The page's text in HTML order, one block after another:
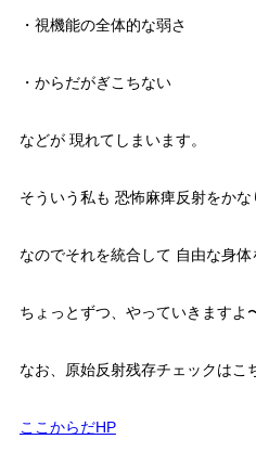
・視機能の全体的な弱さ
・からだがぎこちない
などが 現れてしまいます。
そういう私も 恐怖麻痺反射をかな
なのでそれを統合して 自由な身体
ちょっとずつ、やっていきますよ
なお、原始反射残存チェックはこ
ここからだHP